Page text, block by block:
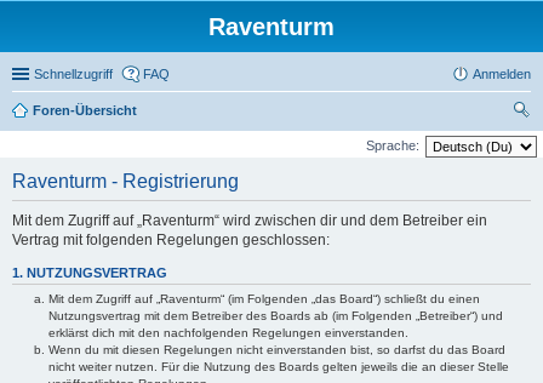
Raventurm
Schnellzugriff FAQ Anmelden
Foren-Übersicht
uc
Sprache:
Raventurm - Registrierung
Mit dem Zugriff auf „Raventurm“ wird zwischen dir und dem Betreiber ein
Vertrag mit folgenden Regelungen geschlossen:
1. NUTZUNGSVERTRAG
Mit dem Zugriff auf „Raventurm“ (im Folgenden „das Board“) schließt du einen
Nutzungsvertrag mit dem Betreiber des Boards ab (im Folgenden „Betreiber“) und
erklärst dich mit den nachfolgenden Regelungen einverstanden.
Wenn du mit diesen Regelungen nicht einverstanden bist, so darfst du das Board
nicht weiter nutzen. Für die Nutzung des Boards gelten jeweils die an dieser Stelle